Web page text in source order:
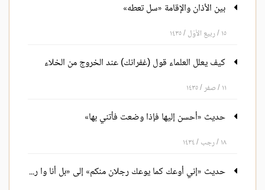
بين الأذان والإقامة «سل تعطه»
١٥ / ربيع الأوّل / ١٤٣٥
كيف يعلل العلماء قول (غفرانك) عند الخروج من الخلاء
١١ / صفر / ١٤٣٥
حديث «أحسن إليها فإذا وضعت فأتني بها»
١٨ / رجب / ١٤٣٤
حديث «إني أوعك كما يوعك رجلان منكم» إلى «بل أنا وا رأساه!»